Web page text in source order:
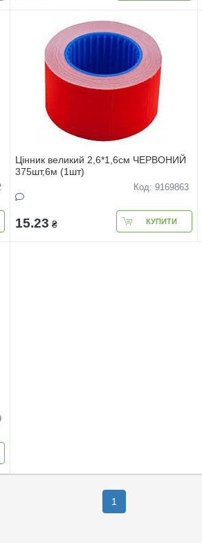
Цінник великий 2,6*1,6см ЧЕРВОНИЙ
375шт,6м (1шт)
Код: 9169863
15.23 ₴ КУПИТИ
1